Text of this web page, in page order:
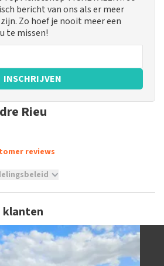
bericht van ons als er meer
Zo hoef je nooit meer een
te missen!
INSCHRIJVEN
Rieu
reviews
achter te laten als je geen
bij TopTicketShop. Reviews met
worden niet geplaatst.
voordat een review wordt
klanten